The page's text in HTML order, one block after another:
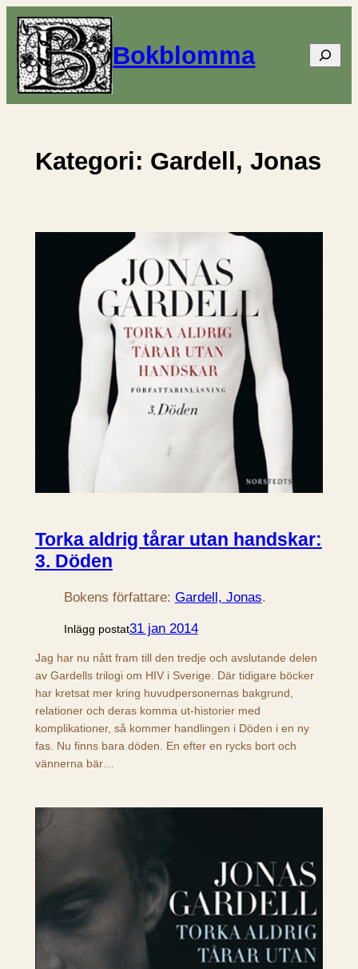
Hoppa
till
innehåll
Bokblomma Sök
Kategori: Gardell, Jonas
Torka aldrig tårar utan handskar:
3. Döden
Bokens författare: Gardell, Jonas.
Inlägg postat31 jan 2014
Jag har nu nått fram till den tredje och avslutande delen
av Gardells trilogi om HIV i Sverige. Där tidigare böcker
har kretsat mer kring huvudpersonernas bakgrund,
relationer och deras komma ut-historier med
komplikationer, så kommer handlingen i Döden i en ny
fas. Nu finns bara döden. En efter en rycks bort och
vännerna bär…